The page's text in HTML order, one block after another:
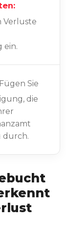
Verluste
ein.
Fügen Sie
die
durch.